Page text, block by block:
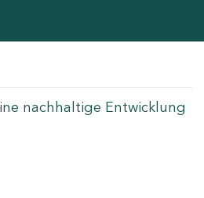
nachhaltige Entwicklung